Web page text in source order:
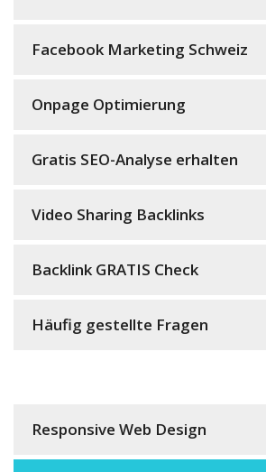
Facebook Marketing Schweiz
Onpage Optimierung
Gratis SEO-Analyse erhalten
Video Sharing Backlinks
Backlink GRATIS Check
Häufig gestellte Fragen
Responsive Web Design